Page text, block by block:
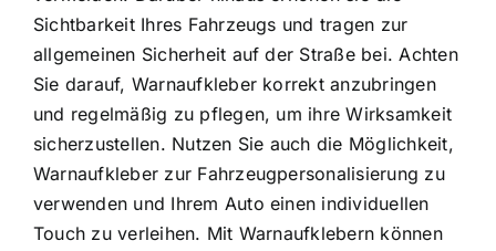
Sichtbarkeit Ihres Fahrzeugs und tragen zur
allgemeinen Sicherheit auf der Straße bei. Achten
Sie darauf, Warnaufkleber korrekt anzubringen
und regelmäßig zu pflegen, um ihre Wirksamkeit
sicherzustellen. Nutzen Sie auch die Möglichkeit,
Warnaufkleber zur Fahrzeugpersonalisierung zu
verwenden und Ihrem Auto einen individuellen
Touch zu verleihen. Mit Warnaufklebern können